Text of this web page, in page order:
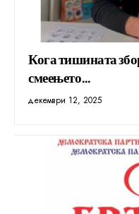
Кога тишината
смеењето…
декември 12, 2025